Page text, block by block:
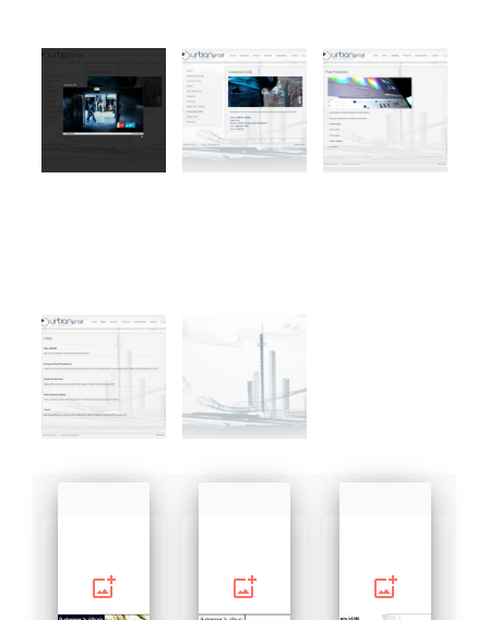
add_photo_alternate add_photo_alternate add_photo_alternate